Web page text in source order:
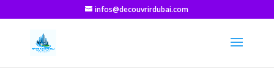
infos@decouvrirdubai.com